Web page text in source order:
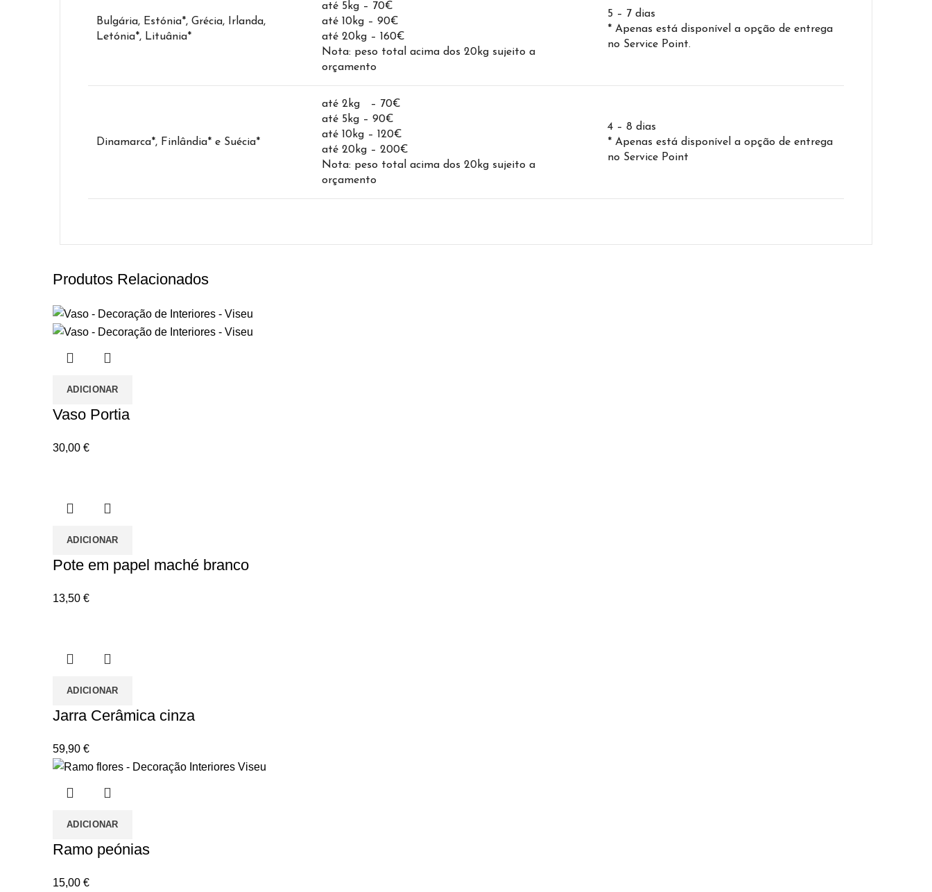
Bulgária, Estónia*, Grécia, Irlanda,
Letónia*, Lituânia*
até 5kg – 70€
até 10kg – 90€
até 20kg – 160€
Nota: peso total acima dos 20kg sujeito a
orçamento
5 – 7 dias
* Apenas está disponível a opção de entrega
no Service Point.
Dinamarca*, Finlândia* e Suécia*
até 2kg – 70€
até 5kg – 90€
até 10kg – 120€
até 20kg – 200€
Nota: peso total acima dos 20kg sujeito a
orçamento
4 – 8 dias
* Apenas está disponível a opção de entrega
no Service Point
Produtos Relacionados
ADICIONAR
Vaso Portia
30,00 €
ADICIONAR
Pote em papel maché branco
13,50 €
ADICIONAR
Jarra Cerâmica cinza
59,90 €
ADICIONAR
Ramo peónias
15,00 €